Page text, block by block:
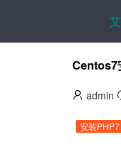
admin
安装PHP7